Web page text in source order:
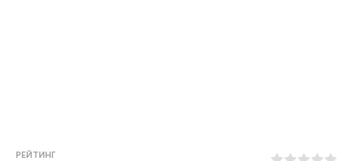
РЕЙТИНГ